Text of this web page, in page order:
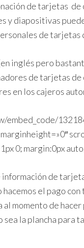
de tarjetas de
y diapositivas
de tarjetas
inglés pero
de tarjetas
en los cajeros
0; margin:0px
de
hacemos el pago
momento de hacer
la plancha para